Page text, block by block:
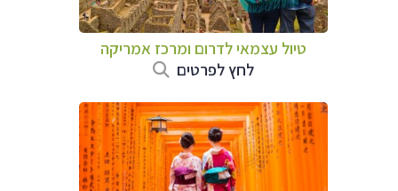
טיול עצמאי לדרום ומרכז אמריקה
לחץ לפרטים